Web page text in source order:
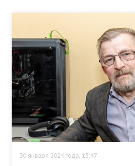
30 января 2024 года, 15:47